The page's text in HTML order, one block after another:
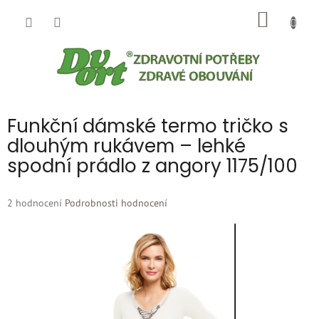
Funkční dámské termo tričko s
dlouhým rukávem – lehké
spodní prádlo z angory 1175/100
Průměrné
2 hodnocení Podrobnosti hodnocení